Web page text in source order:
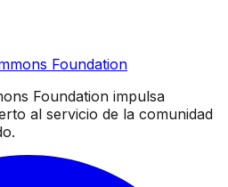
Foundation
Foundation impulsa
al servicio de la comunidad